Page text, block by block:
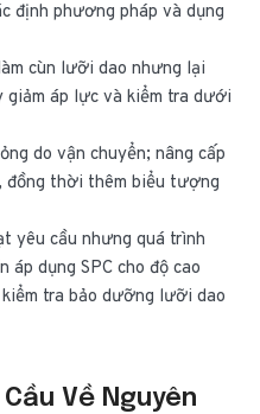
định phương pháp và dụng
cùn lưỡi dao nhưng lại
áp lực và kiểm tra dưới
do vận chuyển; nâng cấp
đồng thời thêm biểu tượng
yêu cầu nhưng quá trình
áp dụng SPC cho độ cao
tra bảo dưỡng lưỡi dao
Về Nguyên